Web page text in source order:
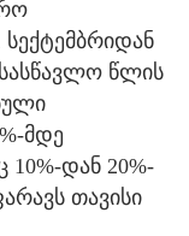
წლის
მდე
10%-დან 20%-
თავისი